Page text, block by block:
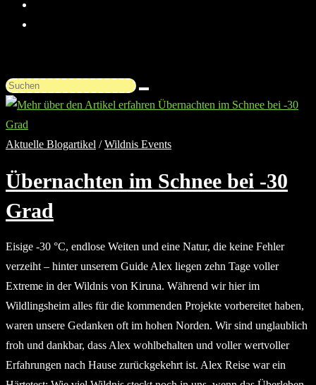
Diese
Website
durchsuchen
Aktuelle Blogartikel /Wildnis Events
Übernachten im Schnee bei -30
Grad
Eisige -30 °C, endlose Weiten und eine Natur, die keine Fehler
verzeiht – hinter unserem Guide Alex liegen zehn Tage voller
Extreme in der Wildnis von Kiruna. Während wir hier im
Wildlingsheim alles für die kommenden Projekte vorbereitet haben,
waren unsere Gedanken oft im hohen Norden. Wir sind unglaublich
froh und dankbar, dass Alex wohlbehalten und voller wertvoller
Erfahrungen nach Hause zurückgekehrt ist. Alex Reise war ein